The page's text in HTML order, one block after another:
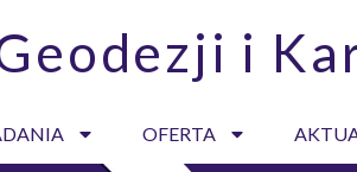
i
OFERTA